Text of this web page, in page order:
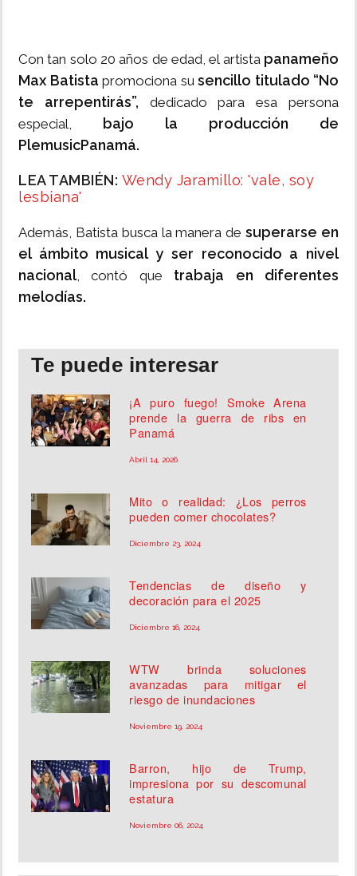
Con tan solo 20 años de edad, el artista panameño
Max Batista promociona su sencillo titulado “No
te arrepentirás”, dedicado para esa persona
especial,
bajo la producción de
PlemusicPanamá.
LEA TAMBIÉN: Wendy Jaramillo: 'vale, soy
lesbiana'
Además, Batista busca la manera desuperarse en
el ámbito musical y ser reconocido a nivel
nacional, contó que trabaja en diferentes
melodías.
Te puede interesar
¡A puro fuego! Smoke Arena
prende la guerra de ribs en
Panamá
Abril 14, 2026
Mito o realidad: ¿Los perros
pueden comer chocolates?
Diciembre 23, 2024
Tendencias de diseño y
decoración para el 2025
Diciembre 16, 2024
WTW brinda soluciones
avanzadas para mitigar el
riesgo de inundaciones
Noviembre 19, 2024
Barron, hijo de Trump,
impresiona por su descomunal
estatura
Noviembre 06, 2024